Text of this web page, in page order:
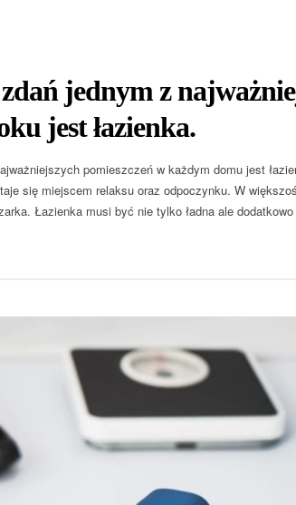
jednym z
jest łazienka.
pomieszczeń w każdym domu jest
się miejscem relaksu oraz odpoczynku. W
Łazienka musi być nie tylko ładna ale